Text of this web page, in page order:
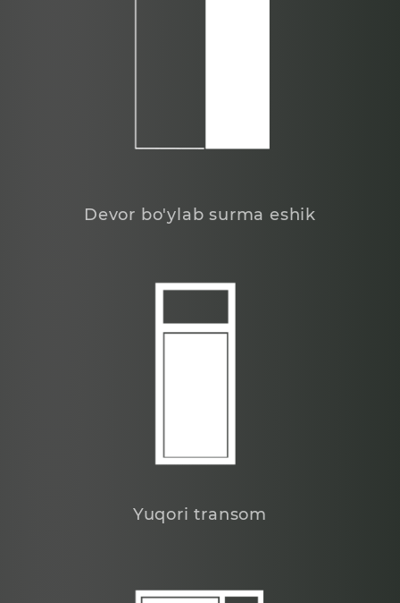
Devor bo'ylab surma eshik
Yuqori transom